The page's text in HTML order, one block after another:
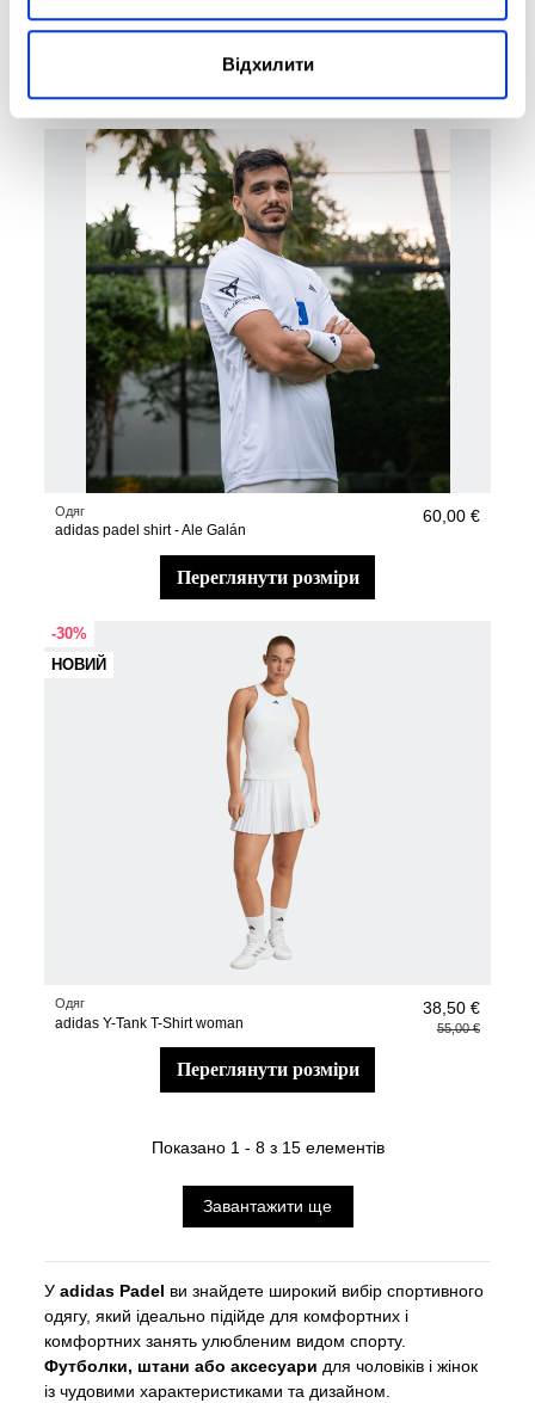
Відхилити
Одяг
adidas FreeLift Airchill Climacool+ T-Shirt
42,00 €
Одяг
adidas padel shirt - Ale Galán
60,00 €
переглянути розміри
-30%
НОВИЙ
Одяг
adidas Y-Tank T-Shirt woman
38,50 €
55,00 €
переглянути розміри
Показано 1 - 8 з 15 елементів
Завантажити ще
Уadidas Padel ви знайдете широкий вибір спортивного
одягу, який ідеально підійде для комфортних і
комфортних занять улюбленим видом спорту.
Футболки, штани або аксесуари для чоловіків і жінок
із чудовими характеристиками та дизайном.